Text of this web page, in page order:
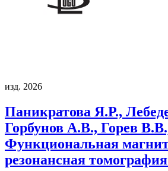
изд. 2026
Паникратова Я.Р.,
Горбунов А.В., Горев
Функциональная
резонансная томография